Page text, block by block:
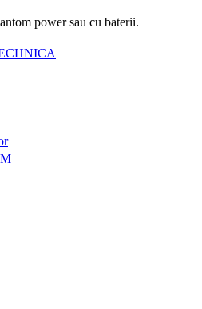
power sau cu baterii.